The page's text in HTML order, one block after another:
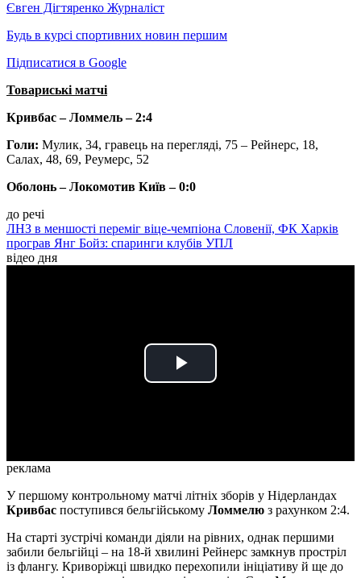
Євген Дігтяренко Журналіст
Будь в курсі спортивних новин першим
Підписатися в Google
Товариські матчі
Кривбас – Ломмель – 2:4
Голи: Мулик, 34, гравець на перегляді, 75 – Рейнерс, 18,
Салах, 48, 69, Реумерс, 52
Оболонь – Локомотив Київ – 0:0
до речі
ЛНЗ в меншості переміг віце-чемпіона Словенії, ФК Харків
програв Янг Бойз: спаринги клубів УПЛ
відео дня
Play
реклама
У першому контрольному матчі літніх зборів у Нідерландах
Кривбас поступився бельгійському Ломмелю з рахунком 2:4.
На старті зустрічі команди діяли на рівних, однак першими
забили бельгійці – на 18-й хвилині Рейнерс замкнув простріл
із флангу. Криворіжці швидко перехопили ініціативу й ще до